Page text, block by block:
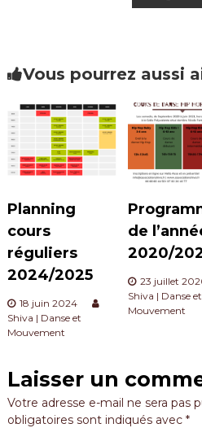
i
g
a
i
o
n
d
e
l
Vous pourrez aussi
Planning
cours
réguliers
2024/2025
18 juin 2024
Shiva | Danse et
Mouvement
de
2020/
23 juillet
Shiva | Danse et
Mouvement
Laisser un
Votre adresse e-mail ne sera pas
obligatoires sont indiqués avec *